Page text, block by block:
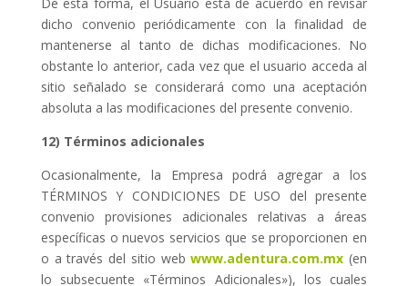
dicho convenio periódicamente con la finalidad de
mantenerse al tanto de dichas modificaciones. No
obstante lo anterior, cada vez que el usuario acceda al
sitio señalado se considerará como una aceptación
absoluta a las modificaciones del presente convenio.
12) Términos adicionales
Ocasionalmente, la Empresa podrá agregar a los
TÉRMINOS Y CONDICIONES DE USO del presente
convenio provisiones adicionales relativas a áreas
específicas o nuevos servicios que se proporcionen en
o a través del sitio webwww.adentura.com.mx (en
lo subsecuente «Términos Adicionales»), los cuales